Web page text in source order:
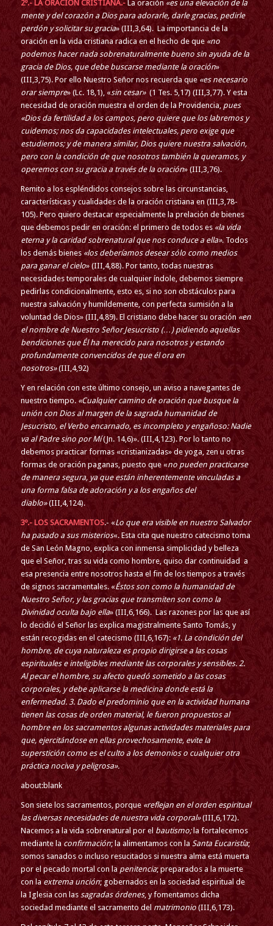
2º.- LA ORACION CRISTIANA.-La oración «es una elevación de la
mente y del corazón a Dios para adorarle, darle gracias, pedirle
perdón y solicitar su gracia» (III,3,64). La importancia de la
oración en la vida cristiana radica en el hecho de que «no
podemos hacer nada sobrenaturalmente bueno sin ayuda de la
gracia de Dios, que debe buscarse mediante la oración»
(III,3,75). Por ello Nuestro Señor nos recuerda que «es necesario
orar siempre» (Lc. 18,1), «sin cesar»(1 Tes. 5,17) (III,3,77). Y esta
necesidad de oración muestra el orden de la Providencia, pues
«Dios da fertilidad a los campos, pero quiere que los labremos y
cuidemos; nos da capacidades intelectuales, pero exige que
estudiemos; y de manera similar, Dios quiere nuestra salvación,
pero con la condición de que nosotros también la queramos, y
operemos con su gracia a través de la oración» (III,3,76).
Remito a los espléndidos consejos sobre las circunstancias,
características y cualidades de la oración cristiana en (III,3,78-
105). Pero quiero destacar especialmente la prelación de bienes
que debemos pedir en oración: el primero de todos es «la vida
eterna y la caridad sobrenatural que nos conduce a ella». Todos
los demás bienes «los deberíamos desear sólo como medios
para ganar el cielo» (III,4,88). Por tanto, todas nuestras
necesidades temporales de cualquier índole, debemos siempre
pedirlas condicionalmente, esto es, si no son obstáculos para
nuestra salvación y humildemente, con perfecta sumisión a la
voluntad de Dios» (III,4,89). El cristiano debe hacer su oración «en
el nombre de Nuestro Señor Jesucristo (…) pidiendo aquellas
bendiciones que Él ha merecido para nosotros y estando
profundamente convencidos de que él ora en
nosotros»(III,4,92)
Y en relación con este último consejo, un aviso a navegantes de
nuestro tiempo. «Cualquier camino de oración que busque la
unión con Dios al margen de la sagrada humanidad de
Jesucristo, el Verbo encarnado, es incompleto y engañoso: Nadie
va al Padre sino por Mí(Jn. 14,6)». (III,4,123). Por lo tanto no
debemos practicar formas «cristianizadas» de yoga, zen u otras
formas de oración paganas, puesto que «no pueden practicarse
de manera segura, ya que están inherentemente vinculadas a
una forma falsa de adoración y a los engaños del
diablo»(III,4,124).
3º.- LOS SACRAMENTOS.- «Lo que era visible en nuestro Salvador
ha pasado a sus misterios«. Esta cita que nuestro catecismo toma
de San León Magno, explica con inmensa simplicidad y belleza
que el Señor, tras su vida como hombre, quiso dar continuidad a
esa presencia entre nosotros hasta el fin de los tiempos a través
de signos sacramentales. «Éstos son como la humanidad de
Nuestro Señor, y las gracias que transmiten son como la
Divinidad oculta bajo ella» (III,6,166). Las razones por las que así
lo decidió el Señor las explica magistralmente Santo Tomás, y
están recogidas en el catecismo (III,6,167): «1. La condición del
hombre, de cuya naturaleza es propio dirigirse a las cosas
espirituales e inteligibles mediante las corporales y sensibles. 2.
Al pecar el hombre, su afecto quedó sometido a las cosas
corporales, y debe aplicarse la medicina donde está la
enfermedad. 3. Dado el predominio que en la actividad humana
tienen las cosas de orden material, le fueron propuestos al
hombre en los sacramentos algunas actividades materiales para
que, ejercitándose en ellas provechosamente, evite la
superstición como es el culto a los demonios o cualquier otra
práctica nociva y peligrosa».
about:blank
Son siete los sacramentos, porque «reflejan en el orden espiritual
las diversas necesidades de nuestra vida corporal»(III,6,172).
Nacemos a la vida sobrenatural por el bautismo;la fortalecemos
mediante la confirmación; la alimentamos con la Santa Eucaristía;
somos sanados o incluso resucitados si nuestra alma está muerta
por el pecado mortal con la penitencia; preparados a la muerte
con laextrema unción; gobernados en la sociedad espiritual de
la Iglesia con las sagradas órdenes, y fomentamos dicha
sociedad mediante el sacramento del matrimonio(III,6,173).